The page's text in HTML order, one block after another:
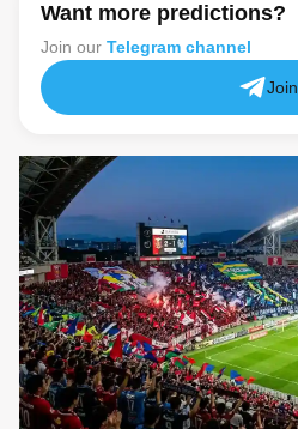
Want more predictions?
Join our Telegram channel
Join